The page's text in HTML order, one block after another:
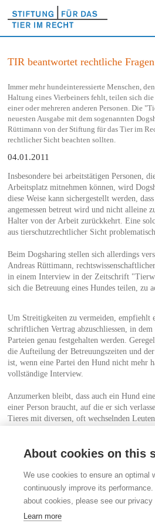
TIR beantwortet rechtliche
Immer mehr hundeinteressierte Menschen,
Haltung eines Vierbeiners fehlt, teilen sich
einer oder mehreren anderen Personen. Die
neuesten Ausgabe mit dem sogenannten
Rüttimann von der Stiftung für das Tier im
rechtlicher Sicht beachten sollten.
04.01.2011
Insbesondere bei arbeitstätigen Personen,
Arbeitsplatz mitnehmen können, wird
diese Weise kann sichergestellt werden,
angemessen betreut wird und nicht alleine
Halter von der Arbeit zurückkehrt. Eine
aus tierschutzrechtlicher Sicht problematisch.
Beim Dogsharing stellen sich allerdings
Andreas Rüttimann,
in einem Interview in der Zeitschrift
sich die Betreuung eines Hundes teilen, zu
Um Streitigkeiten zu vermeiden, empfiehlt
schriftlichen Vertrag abzuschliessen, in
Parteien genau festgehalten werden.
die Aufteilung der Betreuungszeiten und
ist, wenn eine Partei den Hund nicht mehr
vollständige Interview.
Anzumerken bleibt, dass auch ein Hund
einer Person braucht, auf die er sich
Tieres mit diversen, oft wechselnden
sein Wohlbefinden auswirken, weshalb
Stiftung für das Tier im Recht (TIR)
Rigistrasse 9
CH - 8006 Zürich
info@tierimrecht.org
About cookies on this
We use cookies to ensure an optimal
continuously improve its
about cookies, please see our privacy
Learn more